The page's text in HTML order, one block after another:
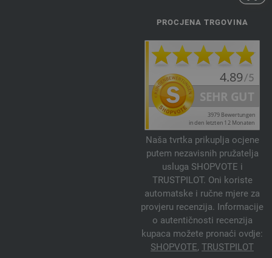
PROCJENA TRGOVINA
Naša tvrtka prikuplja ocjene
putem nezavisnih pružatelja
usluga SHOPVOTE i
TRUSTPILOT. Oni koriste
automatske i ručne mjere za
provjeru recenzija. Informacije
o autentičnosti recenzija
kupaca možete pronaći ovdje:
SHOPVOTE, TRUSTPILOT